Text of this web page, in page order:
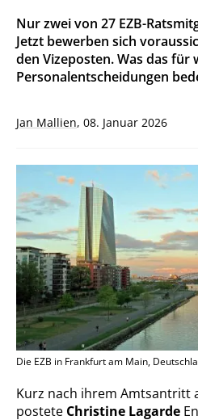
Nur zwei von 27 EZB-
Jetzt bewerben sich
den Vizeposten. Was das für
Personalentscheidungen
Jan Mallien, 08. Januar 2026
Die EZB in Frankfurt am Main,
Kurz nach ihrem Amtsantritt
postete Christine Lagarde